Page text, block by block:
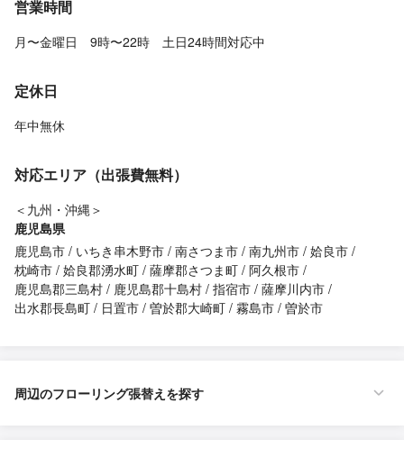
営業時間
月〜金曜日 9時〜22時 土日24時間対応中
定休日
年中無休
対応エリア（出張費無料）
＜九州・沖縄＞
鹿児島県
鹿児島市
いちき串木野市 南さつま市 南九州市 姶良市
枕崎市 姶良郡湧水町 薩摩郡さつま町 阿久根市
鹿児島郡三島村
鹿児島郡十島村 指宿市 薩摩川内市
出水郡長島町
日置市 曽於郡大崎町 霧島市 曽於市
周辺のフローリング張替えを探す